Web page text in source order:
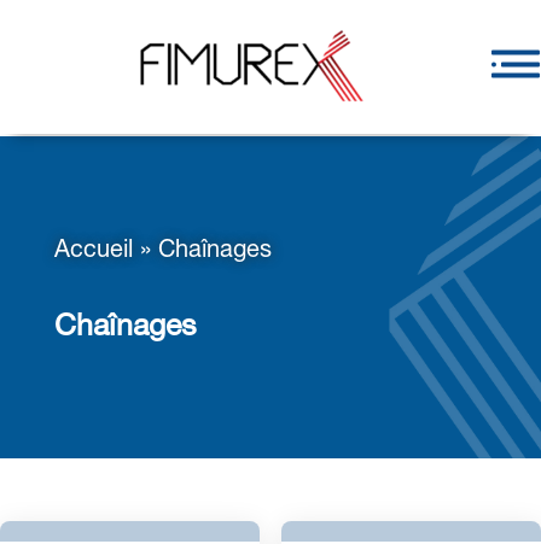
Accueil » Chaînages
Chaînages